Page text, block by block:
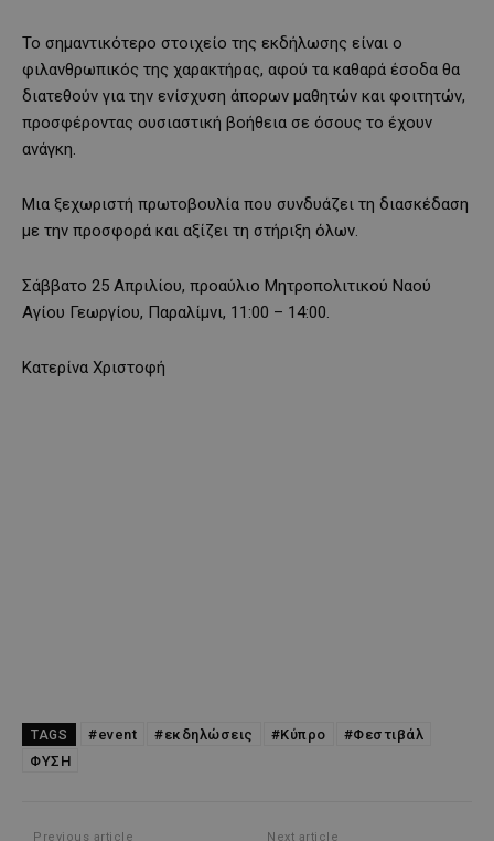
Το σημαντικότερο στοιχείο της εκδήλωσης είναι ο
φιλανθρωπικός της χαρακτήρας, αφού τα καθαρά έσοδα θα
διατεθούν για την ενίσχυση άπορων μαθητών και φοιτητών,
προσφέροντας ουσιαστική βοήθεια σε όσους το έχουν
ανάγκη.
Μια ξεχωριστή πρωτοβουλία που συνδυάζει τη διασκέδαση
με την προσφορά και αξίζει τη στήριξη όλων.
Σάββατο 25 Απριλίου, προαύλιο Μητροπολιτικού Ναού
Αγίου Γεωργίου, Παραλίμνι, 11:00 – 14:00.
Κατερίνα Χριστοφή
TAGS #event #εκδηλώσεις #Κύπρο
#Φεστιβάλ
ΦΥΣΗ
Previous article Next article